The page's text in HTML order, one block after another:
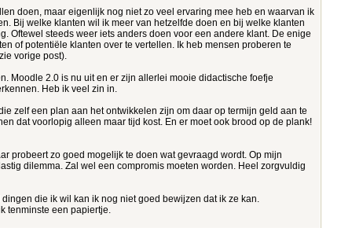
doen, maar eigenlijk nog niet zo veel ervaring mee heb en waarvan ik
Bij welke klanten wil ik meer van hetzelfde doen en bij welke klanten
Oftewel steeds weer iets anders doen voor een andere klant. De enige
of potentiële klanten over te vertellen. Ik heb mensen proberen te
vorige post).
Moodle 2.0 is nu uit en er zijn allerlei mooie didactische foefje
Heb ik veel zin in.
zelf een plan aan het ontwikkelen zijn om daar op termijn geld aan te
dat voorlopig alleen maar tijd kost. En er moet ook brood op de plank!
probeert zo goed mogelijk te doen wat gevraagd wordt. Op mijn
dilemma. Zal wel een compromis moeten worden. Heel zorgvuldig
die ik wil kan ik nog niet goed bewijzen dat ik ze kan.
tenminste een papiertje.